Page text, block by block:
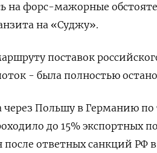
на форс-мажорные
на «Суджу».
поставок
- была полностью
через Польшу в Германию
до 15% экспортных
ответных санкций РФ